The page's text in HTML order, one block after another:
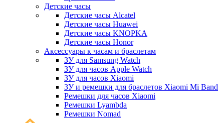
Детские часы
Детские часы Alcatel
Детские часы Huawei
Детские часы KNOPKA
Детские часы Honor
Аксессуары к часам и браслетам
ЗУ для Samsung Watch
ЗУ для часов Apple Watch
ЗУ для часов Xiaomi
ЗУ и ремешки для браслетов Xiaomi Mi Band
Ремешки для часов Xiaomi
Ремешки Lyambda
Ремешки Nomad